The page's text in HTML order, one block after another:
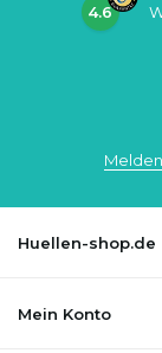
4.6
Huellen-shop.de
Mein Konto